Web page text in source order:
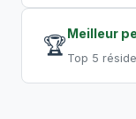
🏆Meilleur
Top 5